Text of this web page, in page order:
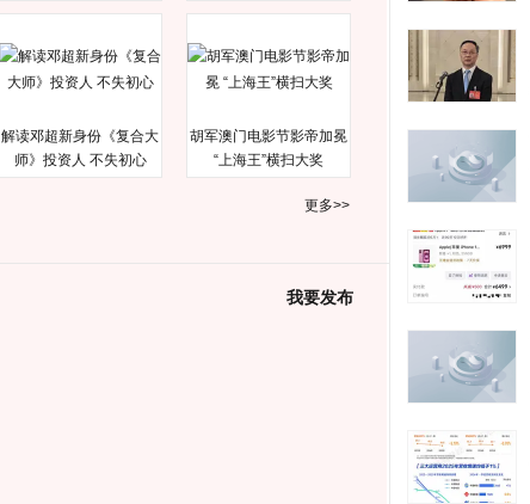
解读邓超新身份《复合大
师》投资人 不失初心
胡军澳门电影节影帝加冕
“上海王”横扫大奖
更多>>
我要发布